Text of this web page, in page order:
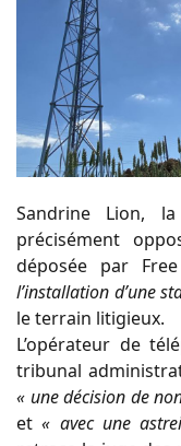
Sandrine Lion,
précisément
déposée par
l’installation d’une
le terrain litigieux.
L’opérateur de
tribunal
« une décision de
et« avec une